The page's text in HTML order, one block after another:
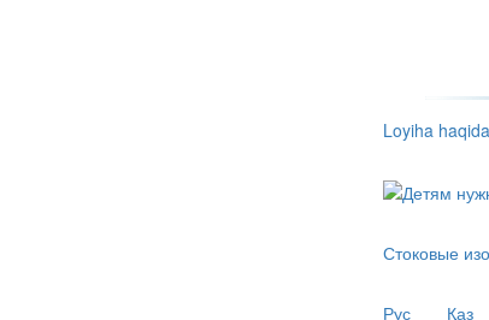
Loyiha haqida
Стоковые
Рус Қаз